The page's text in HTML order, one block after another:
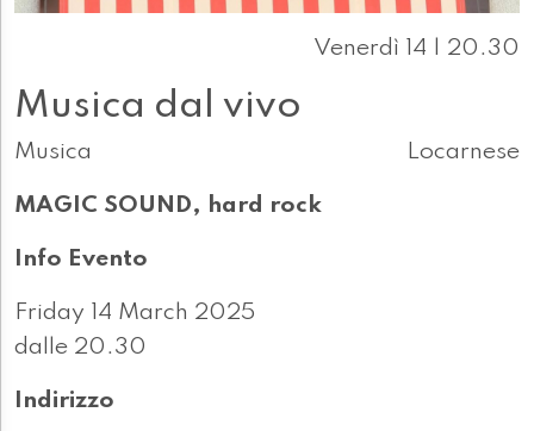
Venerdì 14 | 20.30
Musica dal vivo
Musica Locarnese
MAGIC SOUND, hard rock
Info Evento
Friday 14 March 2025
dalle 20.30
Indirizzo